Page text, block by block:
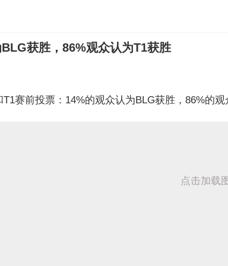
获胜，86%观众认为T1获胜
赛前投票：14%的观众认为BLG获胜，86%的观
点击加载